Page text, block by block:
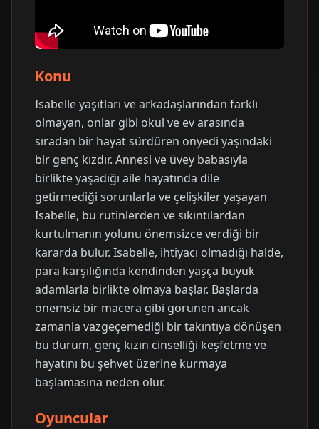
Konu
Isabelle yaşıtları ve arkadaşlarından farklı
olmayan, onlar gibi okul ve ev arasında
sıradan bir hayat sürdüren onyedi yaşındaki
bir genç kızdır. Annesi ve üvey babasıyla
birlikte yaşadığı aile hayatında dile
getirmediği sorunlarla ve çelişkiler yaşayan
Isabelle, bu rutinlerden ve sıkıntılardan
kurtulmanın yolunu önemsizce verdiği bir
kararda bulur. Isabelle, ihtiyacı olmadığı halde,
para karşılığında kendinden yaşça büyük
adamlarla birlikte olmaya başlar. Başlarda
önemsiz bir macera gibi görünen ancak
zamanla vazgeçemediği bir takıntıya dönüşen
bu durum, genç kızın cinselliği keşfetme ve
hayatını bu şehvet üzerine kurmaya
başlamasına neden olur.
Oyuncular